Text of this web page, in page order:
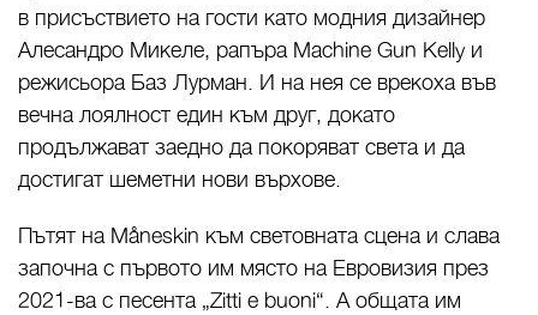
в присъствието на гости като модния дизайнер
Алесандро Микеле, рапъра Machine Gun Kelly и
режисьора Баз Лурман. И на нея се врекоха във
вечна лоялност един към друг, докато
продължават заедно да покоряват света и да
достигат шеметни нови върхове.
Пътят на Måneskin към световната сцена и слава
започна с първото им място на Евровизия през
2021-ва с песента „Zitti e buoni“. А общата им